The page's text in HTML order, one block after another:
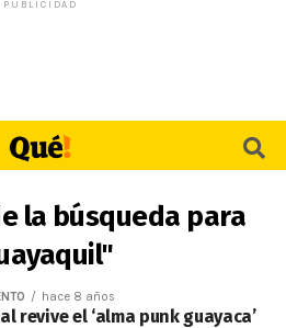
PUBLICIDAD
la búsqueda para
hace 8 años
revive el ‘alma punk guayaca’